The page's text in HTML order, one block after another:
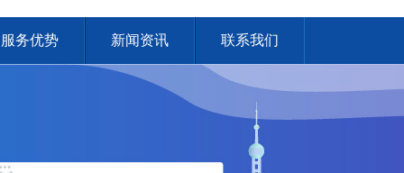
服务优势 新闻资讯 联系我们